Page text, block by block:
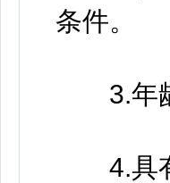
条件。
3.年龄
4.具有